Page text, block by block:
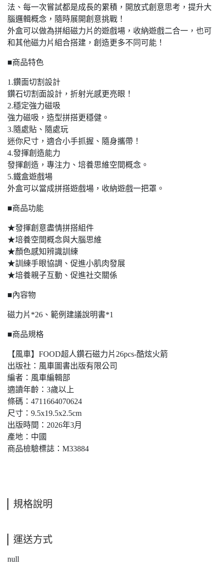
法、每一次嘗試都是成長的累積，開放式創意思考，提升大
腦邏輯概念，隨時展開創意挑戰！
外盒可以做為拼組磁力片的遊戲場，收納遊戲二合一，也可
和其他磁力片組合搭建，創造更多不同可能！
■商品特色
1.鑽面切割設計
鑽石切割面設計，折射光感更亮眼！
2.穩定強力磁吸
強力磁吸，造型拼搭更穩健。
3.隨處貼、隨處玩
迷你尺寸，適合小手抓握、隨身攜帶！
4.發揮創造能力
發揮創造，專注力、培養思維空間概念。
5.鐵盒遊戲場
外盒可以當成拼搭遊戲場，收納遊戲一把罩。
■商品功能
★發揮創意盡情拼搭組件
★培養空間概念與大腦思維
★顏色感知辨識訓練
★訓練手眼協調、促進小肌肉發展
★培養親子互動、促進社交關係
■內容物
磁力片*26、範例建議說明書*1
■商品規格
【風車】FOOD超人鑽石磁力片26pcs-酷炫火箭
出版社：風車圖書出版有限公司
編者：風車編輯部
適讀年齡：3歲以上
條碼：4711664070624
尺寸：9.5x19.5x2.5cm
出版時間：2026年3月
產地：中國
商品檢驗標誌：M33884
規格說明
運送方式
null